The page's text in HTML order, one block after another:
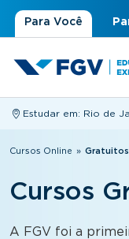
Para Você
Estudar em: Rio de
Você está
Cursos Online » Gratuitos
Cursos
A FGV foi a